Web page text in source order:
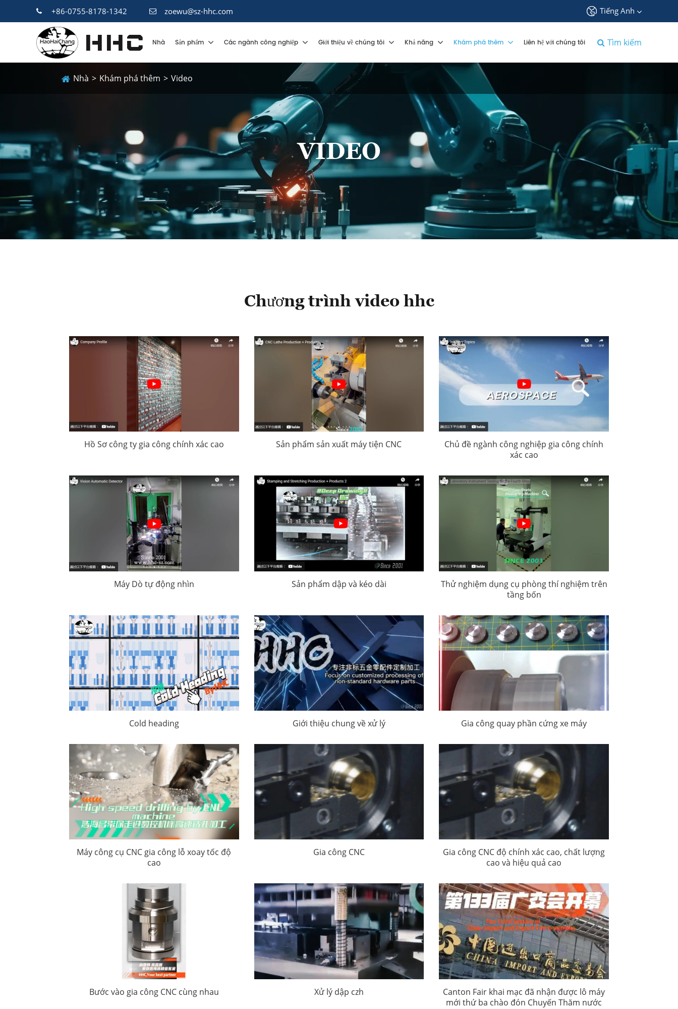
+86-0755-8178-1342 zoewu@sz-hhc.com Tiếng Anh
Español
русский
tiếng việt
português
ไทย
中文
Nhà Sản phẩm Các ngành công nghiệp Giới thiệu về chúng tôi Khả năng Khám phá thêm Liên hệ với chúng tôi Tìm kiếm
Nhà Khám phá thêm Video
VIDEO
Chương trình video hhc
Hồ Sơ công ty gia công chính xác cao Sản phẩm sản xuất máy tiện CNC
Chủ đề ngành công nghiệp gia công chính
xác cao
Máy Dò tự động nhìn Sản phẩm dập và kéo dài
Thử nghiệm dụng cụ phòng thí nghiệm trên
tầng bốn
Cold heading Giới thiệu chung về xử lý Gia công quay phần cứng xe máy
Máy công cụ CNC gia công lỗ xoay tốc độ
cao
Gia công CNC
Gia công CNC độ chính xác cao, chất lượng
cao và hiệu quả cao
Bước vào gia công CNC cùng nhau Xử lý dập czh
Canton Fair khai mạc đã nhận được lô máy
mới thứ ba chào đón Chuyến Thăm nước